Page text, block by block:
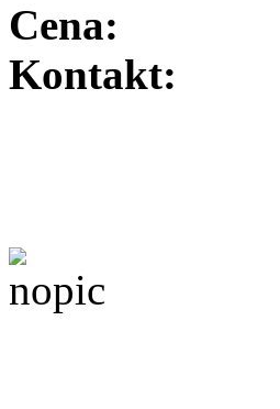
Cena:
Kontakt: